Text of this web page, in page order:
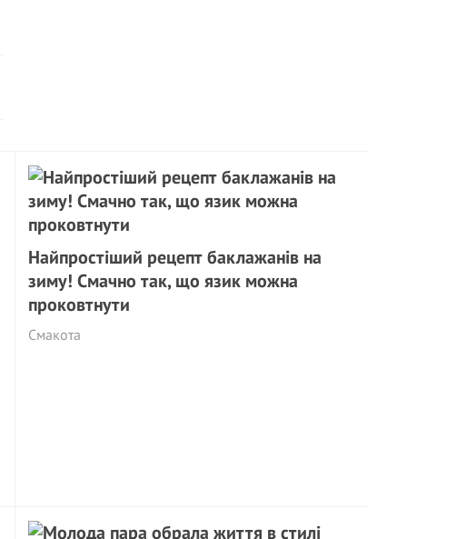
Найпростіший рецепт баклажанів на
зиму! Смачно так, що язик можна
проковтнути
Смакота